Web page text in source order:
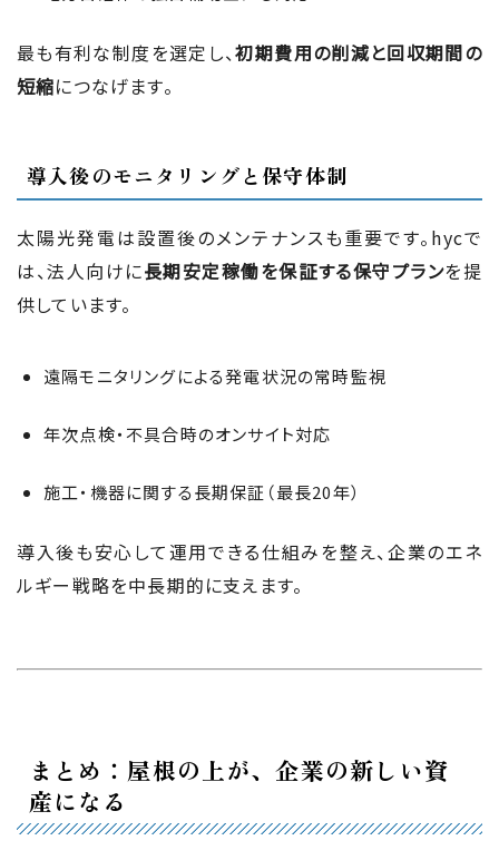
最も有利な制度を選定し、初期費用の削減と回収期間の
短縮につなげます。
導入後のモニタリングと保守体制
太陽光発電は設置後のメンテナンスも重要です。hycで
は、法人向けに長期安定稼働を保証する保守プランを提
供しています。
遠隔モニタリングによる発電状況の常時監視
年次点検・不具合時のオンサイト対応
施工・機器に関する長期保証（最長20年）
導入後も安心して運用できる仕組みを整え、企業のエネ
ルギー戦略を中長期的に支えます。
まとめ：屋根の上が、企業の新しい資
産になる